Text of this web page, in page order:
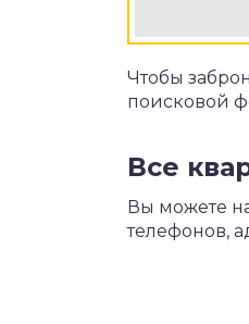
Чтобы
поисковой
Все
Вы можете
телефонов,